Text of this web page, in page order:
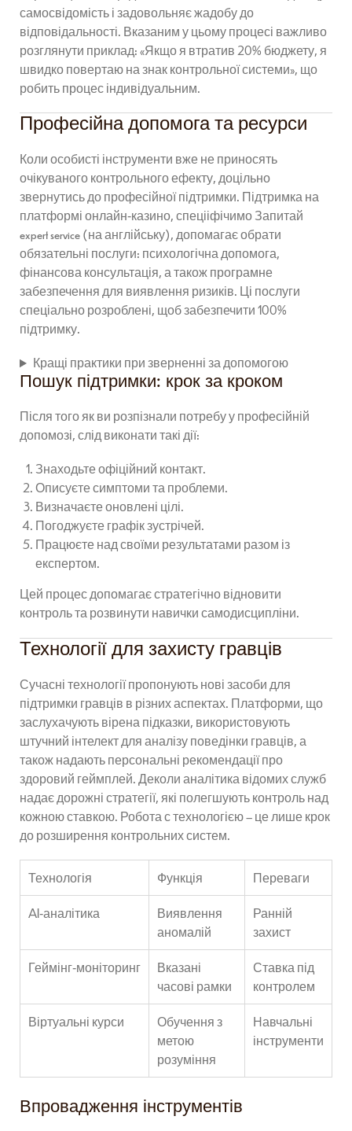
самосвідомість і задовольняє жадобу до
відповідальності. Вказаним у цьому процесі важливо
розглянути приклад: «Якщо я втратив 20% бюджету, я
швидко повертаю на знак контрольної системи», що
робить процес індивідуальним.
Професійна допомога та ресурси
Коли особисті інструменти вже не приносять
очікуваного контрольного ефекту, доцільно
звернутись до професійної підтримки. Підтримка на
платформі онлайн‑казино, спецііфічимо Запитай
expert service (на англійську), допомагає обрати
обязательні послуги: психологічна допомога,
фінансова консультація, а також програмне
забезпечення для виявлення ризиків. Ці послуги
спеціально розроблені, щоб забезпечити 100%
підтримку.
Кращі практики при зверненні за допомогою
Пошук підтримки: крок за кроком
Після того як ви розпізнали потребу у професійній
допомозі, слід виконати такі дії:
Знаходьте офіційний контакт.
Описуєте симптоми та проблеми.
Визначаєте оновлені цілі.
Погоджуєте графік зустрічей.
Працюєте над своїми результатами разом із
експертом.
Цей процес допомагає стратегічно відновити
контроль та розвинути навички самодисципліни.
Технології для захисту гравців
Сучасні технології пропонують нові засоби для
підтримки гравців в різних аспектах. Платформи, що
заслухачують вірена підказки, використовують
штучний інтелект для аналізу поведінки гравців, а
також надають персональні рекомендації про
здоровий геймплей. Деколи аналітика відомих служб
надає дорожні стратегії, які полегшують контроль над
кожною ставкою. Робота с технологією – це лише крок
до розширення контрольних систем.
Технологія Функція Переваги
AI‑аналітика
Виявлення
аномалій
Ранній
захист
Геймінг‑моніторинг
Вказані
часові рамки
Ставка під
контролем
Віртуальні курси
Обучення з
метою
розуміння
Навчальні
інструменти
Впровадження інструментів